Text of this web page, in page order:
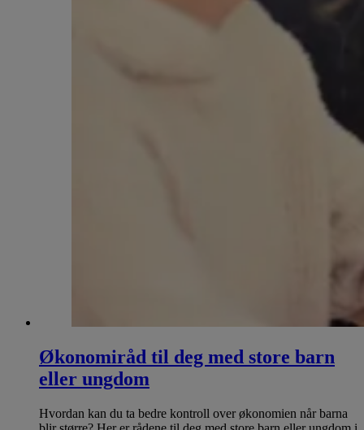
Økonomiråd til deg med store barn
eller ungdom
Hvordan kan du ta bedre kontroll over økonomien når barna